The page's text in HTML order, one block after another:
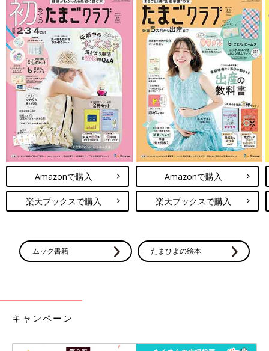
Amazonで購入
楽天ブックスで購入
Amazonで購入
楽天ブックスで購入
ムック書籍 たまひよの絵本
キャンペーン